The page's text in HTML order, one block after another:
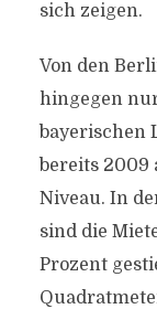
sich zeigen.
Von den
hingegen
bayerischen
bereits
Niveau. In
sind die
Prozent